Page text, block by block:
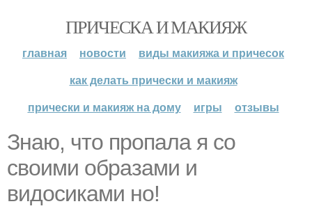
ПРИЧЕСКА И МАКИЯЖ
главная новости
виды макияжа и причесок
как делать прически и макияж
прически и макияж на дому
игры отзывы
Знаю, что пропала я со
своими образами и
видосиками но!